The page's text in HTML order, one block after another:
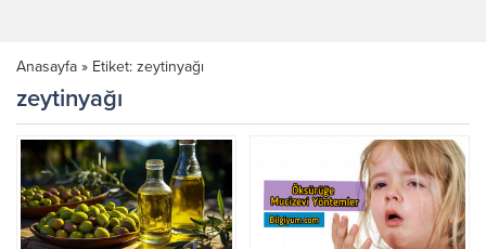
Anasayfa » Etiket: zeytinyağı
zeytinyağı